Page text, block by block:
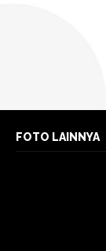
FOTO LAINNYA